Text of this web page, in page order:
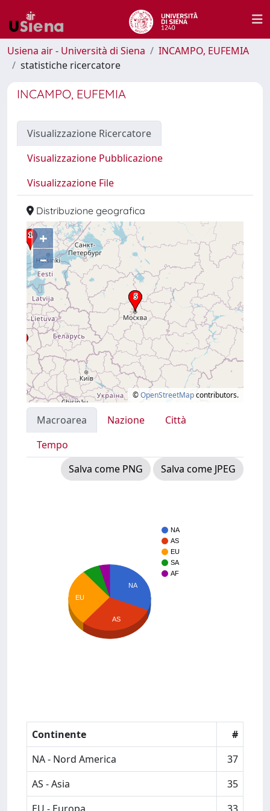
Usiena air - Università di Siena
INCAMPO, EUFEMIA
statistiche ricercatore
INCAMPO, EUFEMIA
Visualizzazione Ricercatore
Visualizzazione Pubblicazione
Visualizzazione File
Distribuzione geografica
+
–
©OpenStreetMapcontributors.
Macroarea Nazione
Città
Tempo
Salva come PNG
Salva come JPEG
NA
AS
EU
SA
AF
NA
EU
AS
Continente
#
NA - Nord America
37
AS - Asia
35